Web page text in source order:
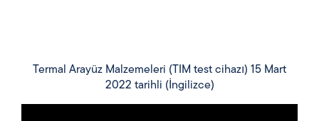
Termal Arayüz Malzemeleri (TIM test cihazı) 15 Mart
2022 tarihli (İngilizce)